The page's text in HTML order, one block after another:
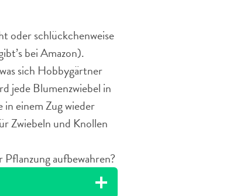
oder schlückchenweise
bei Amazon).
sich Hobbygärtner
jede Blumenzwiebel in
einem Zug wieder
Zwiebeln und Knollen
Pflanzung aufbewahren?